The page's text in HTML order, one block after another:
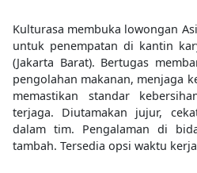
Kulturasa membuka lowongan
untuk penempatan di kantin
(Jakarta Barat). Bertugas
pengolahan makanan, menjaga
memastikan standar
terjaga. Diutamakan jujur,
dalam tim. Pengalaman di
tambah. Tersedia opsi waktu